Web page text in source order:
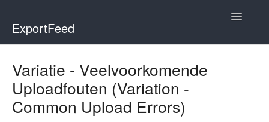
ExportFeed
Toggle
Wix - Square
Wix - Clover
Variatie - Veelvoorkomende
Uploadfouten (Variation -
Common Upload Errors)